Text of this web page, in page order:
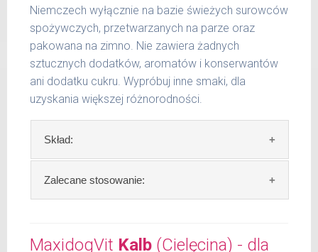
Niemczech wyłącznie na bazie świeżych surowców
spożywczych, przetwarzanych na parze oraz
pakowana na zimno. Nie zawiera żadnych
sztucznych dodatków, aromatów i konserwantów
ani dodatku cukru. Wypróbuj inne smaki, dla
uzyskania większej różnorodności.
Skład:
Skład:mięso i produkty pochodzenia
zwierzęcego: 69% wołowina, 4% ziemniaki, 2%
Szczegółowa analiza składu:
Zalecane stosowanie:
świeży posiłek, oferujemy różne objętości
MaxidogVit Kalb (Cielęcina) - dla